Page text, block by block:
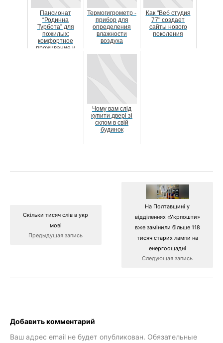
Пансионат
“Родинна
Турбота” для
пожилых:
комфортное
проживание и
Термогигрометр -
прибор для
определения
влажности
воздуха
Как "Веб студия
77" создает
сайты нового
поколения
Чому вам слід
купити двері зі
склом в свій
будинок
Скільки тисяч слів в укр
мові
Предыдущая запись
На Полтавщині у
відділеннях «Укрпошти»
вже замінили більше 118
тисяч старих лампи на
енергоощадні
Следующая запись
Добавить комментарий
Ваш адрес email не будет опубликован. Обязательные